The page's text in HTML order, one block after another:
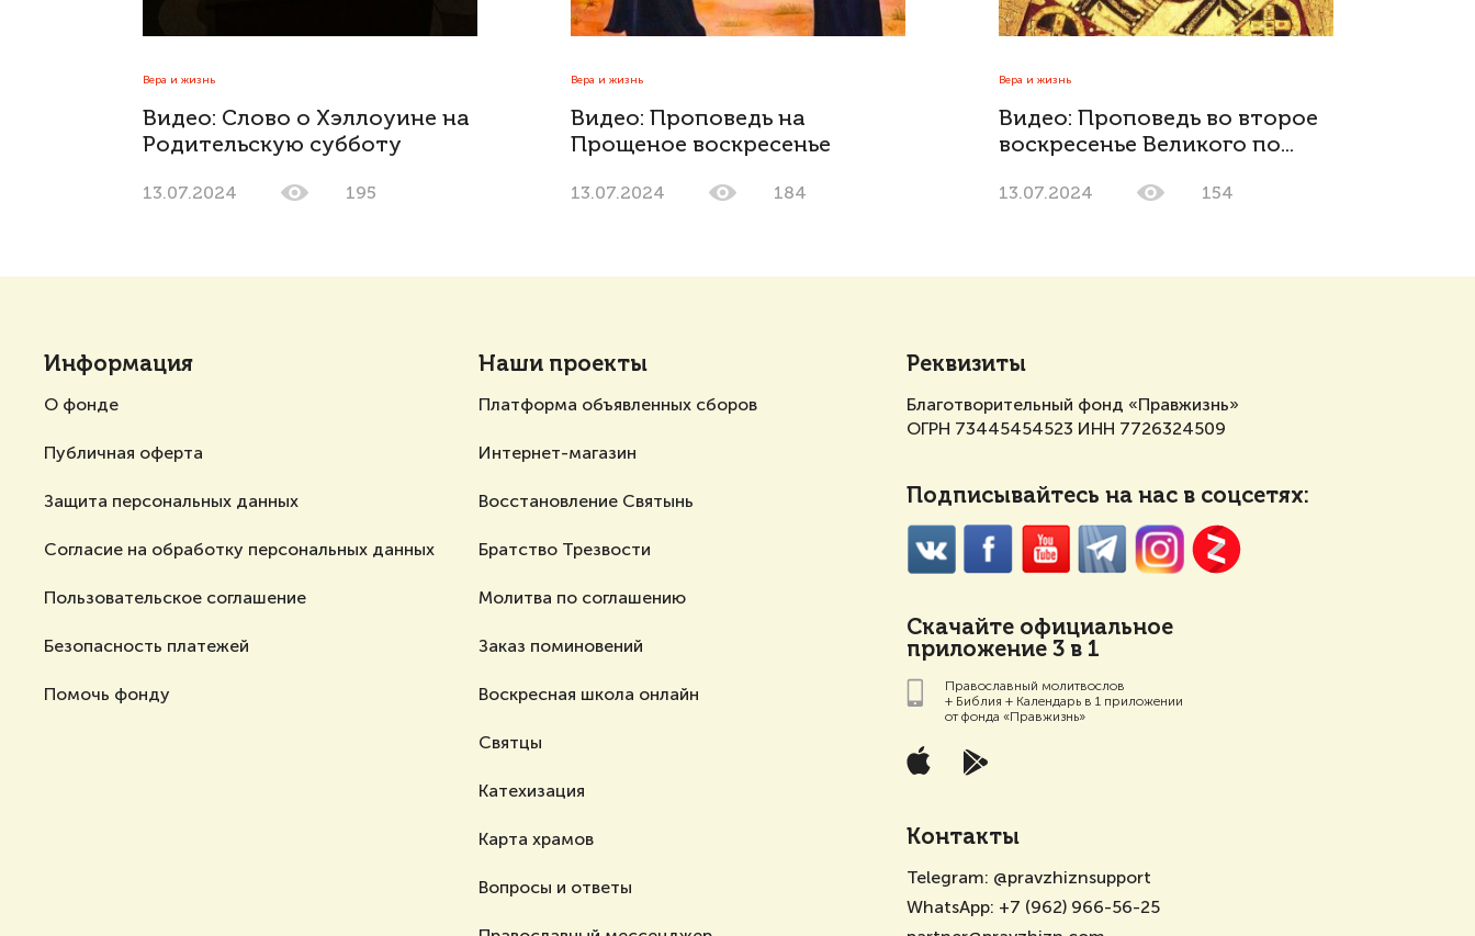
Вера и жизнь
Видео: Слово о Хэллоуине на
Родительскую субботу
13.07.2024 195
Вера и жизнь
Видео: Проповедь на
Прощеное воскресенье
13.07.2024 184
Вера и жизнь
Видео: Проповедь во второе
воскресенье Великого по...
13.07.2024 154
Информация
О фонде
Публичная оферта
Защита персональных данных
Согласие на обработку персональных данных
Пользовательское соглашение
Безопасность платежей
Помочь фонду
Наши проекты
Платформа объявленных сборов
Интернет-магазин
Восстановление Святынь
Братство Трезвости
Молитва по соглашению
Заказ поминовений
Воскресная школа онлайн
Святцы
Катехизация
Карта храмов
Вопросы и ответы
Реквизиты
Благотворительный фонд «Правжизнь»
ОГРН 73445454523 ИНН 7726324509
Подписывайтесь на нас в соцсетях:
Скачайте официальное
приложение 3 в 1
Православный молитвослов
+ Библия + Календарь в 1 приложении
от фонда «Правжизнь»
Контакты
Telegram: @pravzhiznsupport
WhatsApp: +7 (962) 966-56-25